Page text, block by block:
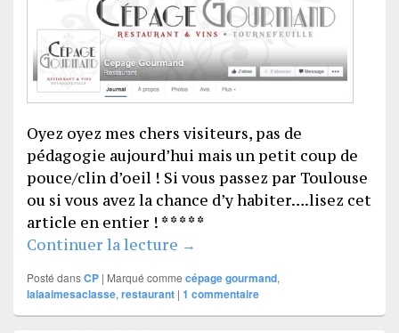
Oyez oyez mes chers visiteurs, pas de
pédagogie aujourd’hui mais un petit coup de
pouce/clin d’oeil ! Si vous passez par Toulouse
ou si vous avez la chance d’y habiter….lisez cet
article en entier ! * * * * *
Continuer la lecture Le Cépage gourmand
→
Posté dansCP | Marqué comme cépage gourmand,
lalaaimesaclasse, restaurant | 1 commentaire